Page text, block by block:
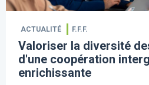
ACTUALITÉ F.F.F.
Valoriser la diversité
d'une coopération
enrichissante